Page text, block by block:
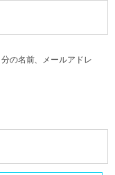
の名前、メールアドレ